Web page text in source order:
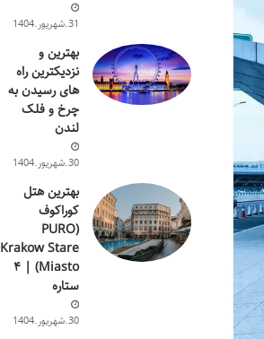
31.شهریور.1404
بهترین و
نزدیکترین راه
های رسیدن به
چرخ و فلک
لندن
30.شهریور.1404
بهترین هتل
کوراکوف
(PURO
Krakow Stare
Miasto) | ۴
ستاره
30.شهریور.1404